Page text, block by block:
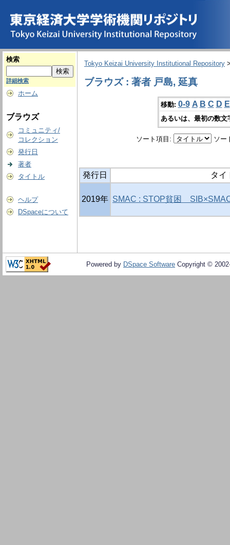
検索
詳細検索
ホーム
ブラウズ
コミュニティ/
コレクション
発行日
著者
タイトル
ヘルプ
DSpaceについて
Tokyo Keizai University Institutional Repository
ブラウズ : 著者 戸島, 延真
移動: 0-9 A B C D E
あるいは、最初の数
ソート項目: ソー
発行日 タイ
2019年 SMAC : STOP貧困
Powered by DSpace Software Copyright ©